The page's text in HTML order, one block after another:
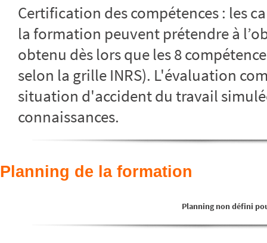
Certification des compétences : les
la formation peuvent prétendre à
obtenu dès lors que les 8
selon la grille INRS). L'évaluation
situation d'accident du travail
connaissances.
Planning de la formation
Planning non défini